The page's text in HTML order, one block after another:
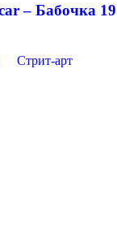
– Бабочка 19
Стрит-арт